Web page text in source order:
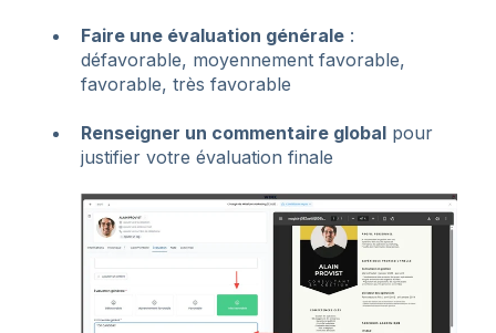
Faire une évaluation générale :
défavorable, moyennement favorable,
favorable, très favorable
Renseigner un commentaire global pour
justifier votre évaluation finale